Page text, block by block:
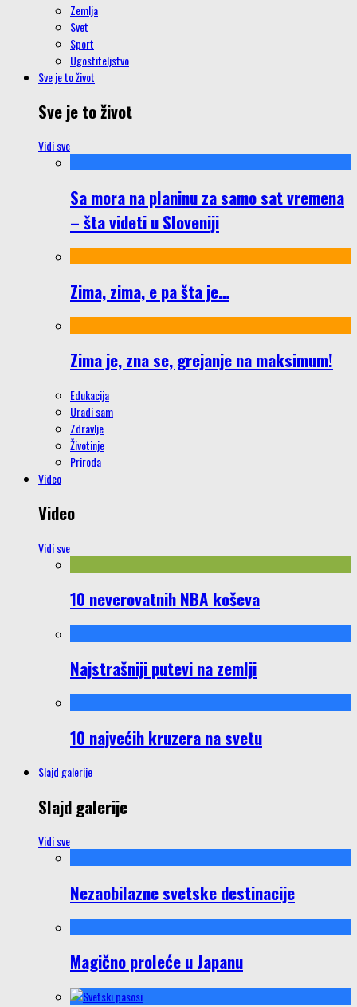
Zemlja
Svet
Sport
Ugostiteljstvo
Sve je to život
Sve je to život
Vidi sve
Sa mora na planinu za samo sat vremena
– šta videti u Sloveniji
Zima, zima, e pa šta je…
Zima je, zna se, grejanje na maksimum!
Edukacija
Uradi sam
Zdravlje
Životinje
Priroda
Video
Video
Vidi sve
10 neverovatnih NBA koševa
Najstrašniji putevi na zemlji
10 najvećih kruzera na svetu
Slajd galerije
Slajd galerije
Vidi sve
Nezaobilazne svetske destinacije
Magično proleće u Japanu